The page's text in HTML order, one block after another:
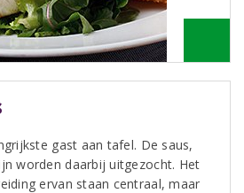
gast aan tafel. De saus,
worden daarbij uitgezocht. Het
ervan staan centraal, maar